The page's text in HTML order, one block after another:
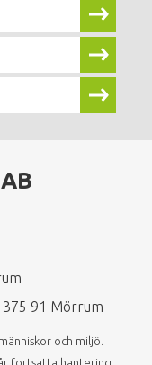
91 Mörrum
och miljö.
fortsatta hantering